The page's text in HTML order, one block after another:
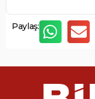
Paylaş: